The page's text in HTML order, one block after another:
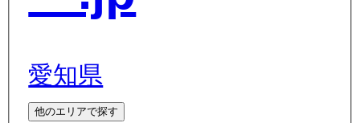
愛知県
他のエリアで探す